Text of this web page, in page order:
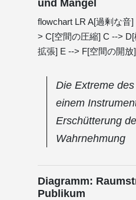
und Mangel
flowchart LR A[過剰な音
> C[空間の圧縮] C -->
拡張] E --> F[空間の開放]
Die Extreme
einem
Erschütterung
Wahrnehmung
Diagramm:
Publikum